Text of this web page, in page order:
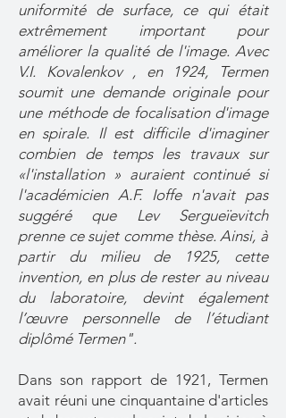
uniformité de surface, ce qui était
extrêmement important pour
améliorer la qualité de l'image. Avec
V.I. Kovalenkov , en 1924, Termen
soumit une demande originale pour
une méthode de focalisation d'image
en spirale. Il est difficile d'imaginer
combien de temps les travaux sur
«l'installation » auraient continué si
l'académicien A.F. Ioffe n'avait pas
suggéré que Lev Sergueïevitch
prenne ce sujet comme thèse. Ainsi, à
partir du milieu de 1925, cette
invention, en plus de rester au niveau
du laboratoire, devint également
l’œuvre personnelle de l’étudiant
diplômé Termen".
Dans son rapport de 1921, Termen
avait réuni une cinquantaine d'articles